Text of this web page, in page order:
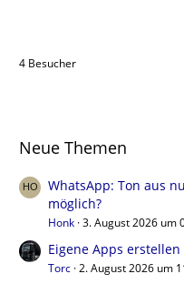
4 Besucher
Neue Themen
WhatsApp: Ton aus
möglich?
Honk 3. August 2026 um
Eigene Apps erstellen
Torc 2. August 2026 um